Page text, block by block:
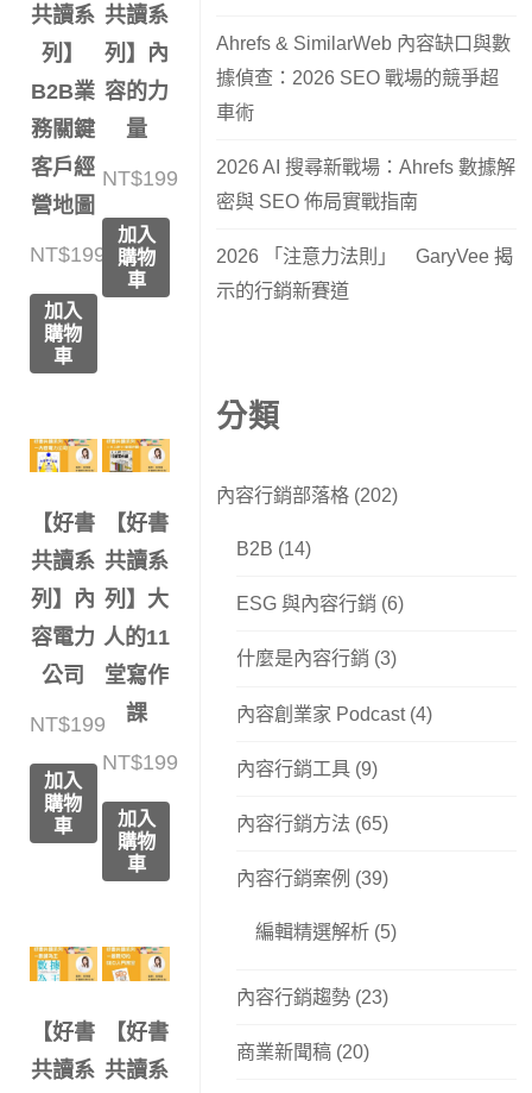
共讀系
列】
B2B業
務關鍵
客戶經
營地圖
NT$199
加入
購物
車
共讀系
列】內
容的力
量
NT$199
加入
購物
車
【好書
共讀系
列】內
容電力
公司
NT$199
加入
購物
車
【好書
共讀系
列】大
人的11
堂寫作
課
NT$199
加入
購物
車
【好書
共讀系
【好書
共讀系
Ahrefs & SimilarWeb 內容缺口與數
據偵查：2026 SEO 戰場的競爭超
車術
2026 AI 搜尋新戰場：Ahrefs 數據解
密與 SEO 佈局實戰指南
2026 「注意力法則」 GaryVee 揭
示的行銷新賽道
分類
內容行銷部落格 (202)
B2B (14)
ESG 與內容行銷 (6)
什麼是內容行銷 (3)
內容創業家 Podcast(4)
內容行銷工具(9)
內容行銷方法(65)
內容行銷案例 (39)
編輯精選解析(5)
內容行銷趨勢(23)
商業新聞稿(20)